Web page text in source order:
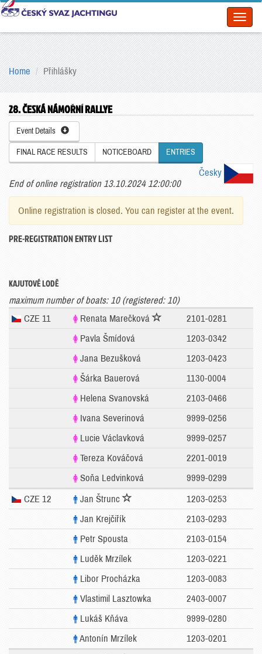
Home Přihlášky
28. ČESKÁ NÁMOŘNÍ RALLYE
Event Details
FINAL RACE RESULTS NOTICEBOARD ENTRIES
Česky
End of online registration 13.10.2024 12:00:00
Online registration is closed. You can register at the event.
PRE-REGISTRATION ENTRY LIST
KAJUTOVÉ LODĚ
maximum number of boats: 10 (registered: 10)
CZE 11
Renata Marečková
2101-0281
Pavla Šmídová
1203-0342
Jana Bezušková
1203-0423
Šárka Bauerová
1130-0004
Helena Svanovská
2103-0466
Ivana Severinová
9999-0256
Lucie Václavková
9999-0257
Tereza Kováčová
2201-0019
Soňa Ledvinková
9999-0299
CZE 12 Jan Štrunc
1203-0253
Jan Krejčiřík
2103-0293
Petr Spousta
2103-0154
Luděk Mrzílek
1203-0221
Libor Procházka
1203-0083
Vlastimil Lasztowka
2403-0007
Lukáš Kňáva
9999-0280
Antonín Mrzílek
1203-0201